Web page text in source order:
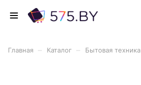
Главная Каталог Бытовая техника